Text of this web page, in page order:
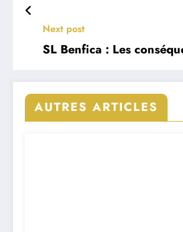
Next post
SL Benfica : Les
AUTRES ARTICLES